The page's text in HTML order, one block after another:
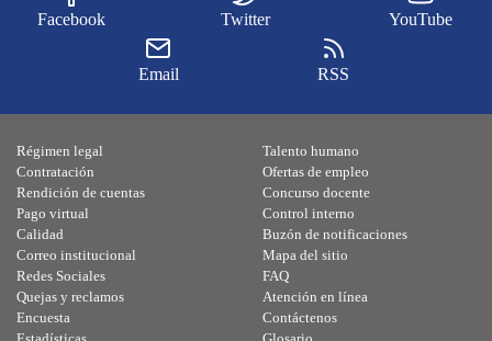
Facebook Twitter YouTube
Email RSS
Régimen legal
Contratación
Rendición de cuentas
Pago virtual
Calidad
Talento humano
Ofertas de empleo
Concurso docente
Control interno
Buzón de notificaciones
Correo institucional
Redes Sociales
Quejas y reclamos
Encuesta
Mapa del sitio
FAQ
Atención en línea
Contáctenos